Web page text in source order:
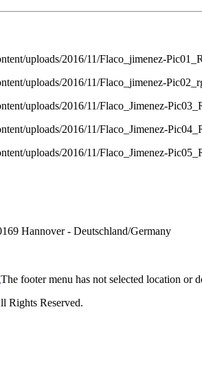
Hannover - Deutschland/Germany
The footer menu has not selected location or
Rights Reserved.